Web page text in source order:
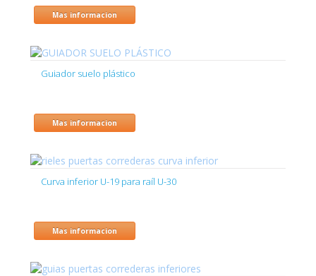
Mas informacion
Guiador suelo plástico
Mas informacion
Curva inferior U-19 para raíl U-30
Mas informacion